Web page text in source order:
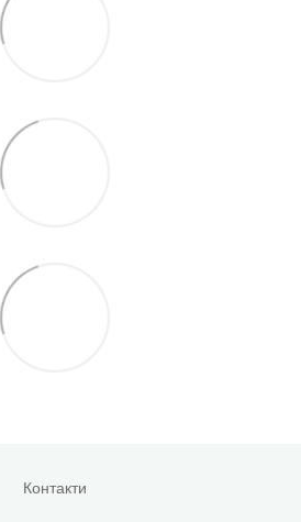
Контакти